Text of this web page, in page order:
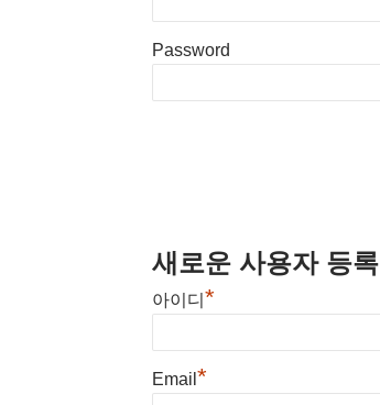
Password
새로운 사용자 등록
아이디 *
Email *